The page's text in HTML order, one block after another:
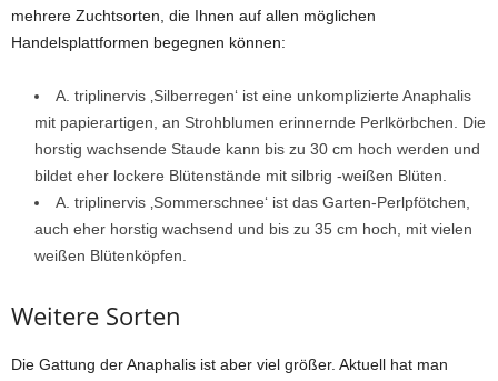
mehrere Zuchtsorten, die Ihnen auf allen möglichen
Handelsplattformen begegnen können:
A. triplinervis ‚Silberregen‘ ist eine unkomplizierte Anaphalis
mit papierartigen, an Strohblumen erinnernde Perlkörbchen. Die
horstig wachsende Staude kann bis zu 30 cm hoch werden und
bildet eher lockere Blütenstände mit silbrig -weißen Blüten.
A. triplinervis ‚Sommerschnee‘ ist das Garten-Perlpfötchen,
auch eher horstig wachsend und bis zu 35 cm hoch, mit vielen
weißen Blütenköpfen.
Weitere Sorten
Die Gattung der Anaphalis ist aber viel größer. Aktuell hat man